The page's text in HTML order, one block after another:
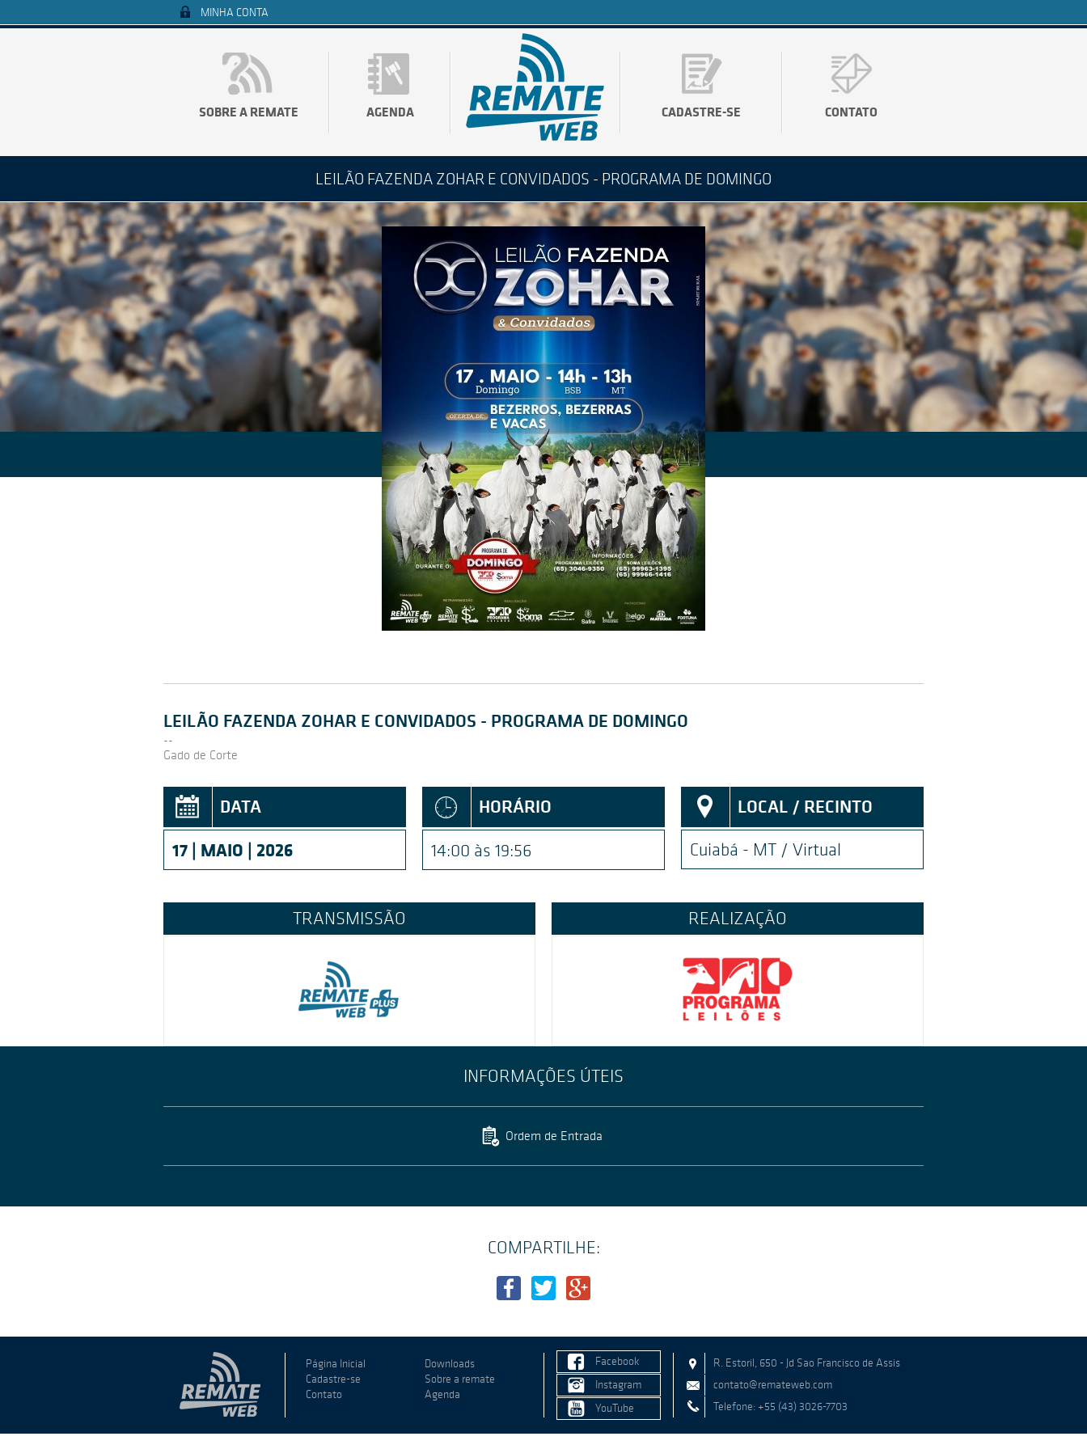
MINHA CONTA
SOBRE A REMATE AGENDA CADASTRE-SE CONTATO
LEILÃO FAZENDA ZOHAR E CONVIDADOS - PROGRAMA DE DOMINGO
LEILÃO FAZENDA ZOHAR E CONVIDADOS - PROGRAMA DE DOMINGO
--
Gado de Corte
DATA
17 | MAIO | 2026
HORÁRIO
14:00 às 19:56
LOCAL / RECINTO
Cuiabá - MT / Virtual
TRANSMISSÃO REALIZAÇÃO
INFORMAÇÕES ÚTEIS
Ordem de Entrada
COMPARTILHE:
Página Inicial
Downloads
Cadastre-se
Sobre a remate
Contato
Agenda
Facebook
Instagram
YouTube
R. Estoril, 650 - Jd Sao Francisco de Assis
contato@remateweb.com
Telefone: +55 (43) 3026-7703